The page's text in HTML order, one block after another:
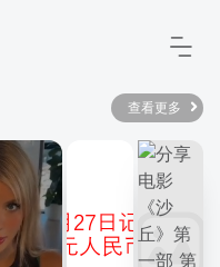
查看更多